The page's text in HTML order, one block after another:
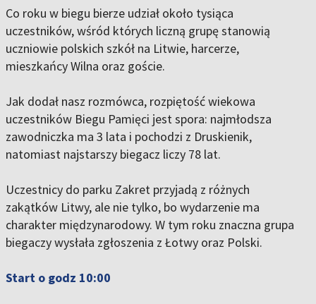
Co roku w biegu bierze udział około tysiąca
uczestników, wśród których liczną grupę stanowią
uczniowie polskich szkół na Litwie, harcerze,
mieszkańcy Wilna oraz goście.
Jak dodał nasz rozmówca, rozpiętość wiekowa
uczestników Biegu Pamięci jest spora: najmłodsza
zawodniczka ma 3 lata i pochodzi z Druskienik,
natomiast najstarszy biegacz liczy 78 lat.
Uczestnicy do parku Zakret przyjadą z różnych
zakątków Litwy, ale nie tylko, bo wydarzenie ma
charakter międzynarodowy. W tym roku znaczna grupa
biegaczy wysłała zgłoszenia z Łotwy oraz Polski.
Start o godz 10:00